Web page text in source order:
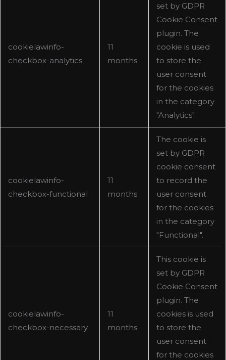
cookielawinfo-
checkbox-analytics
11
months
set by GDPR
Cookie Consent
plugin. The
cookie is used
to store the
user consent
for the cookies
in the category
"Analytics".
cookielawinfo-
checkbox-functional
11
months
The cookie is
set by GDPR
cookie consent
to record the
user consent
for the cookies
in the category
"Functional".
cookielawinfo-
checkbox-necessary
11
months
This cookie is
set by GDPR
Cookie Consent
plugin. The
cookies is used
to store the
user consent
for the cookies